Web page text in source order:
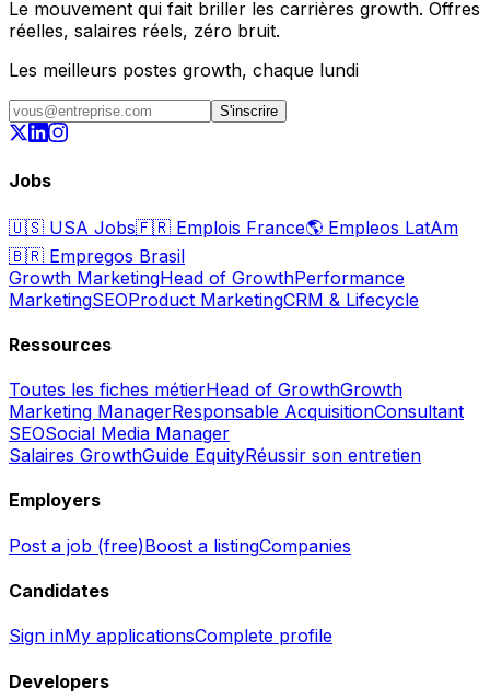
Le mouvement qui fait briller les carrières growth. Offres
réelles, salaires réels, zéro bruit.
Les meilleurs postes growth, chaque lundi
S'inscrire
Jobs
🇺🇸 USA Jobs🇫🇷 Emplois France🌎 Empleos LatAm
🇧🇷 Empregos Brasil
Growth MarketingHead of GrowthPerformance
MarketingSEOProduct MarketingCRM & Lifecycle
Ressources
Toutes les fiches métierHead of GrowthGrowth
Marketing ManagerResponsable AcquisitionConsultant
SEOSocial Media Manager
Salaires GrowthGuide EquityRéussir son entretien
Employers
Post a job (free)Boost a listingCompanies
Candidates
Sign inMy applicationsComplete profile
Developers